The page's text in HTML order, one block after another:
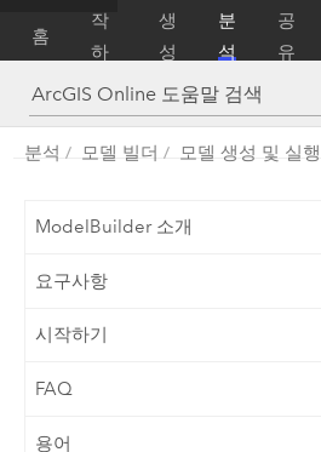
홈
작
하
기
생
성
분
석
공
유
분석 모델 빌더 모델 생성 및 실행
ModelBuilder 소개
요구사항
시작하기
FAQ
용어